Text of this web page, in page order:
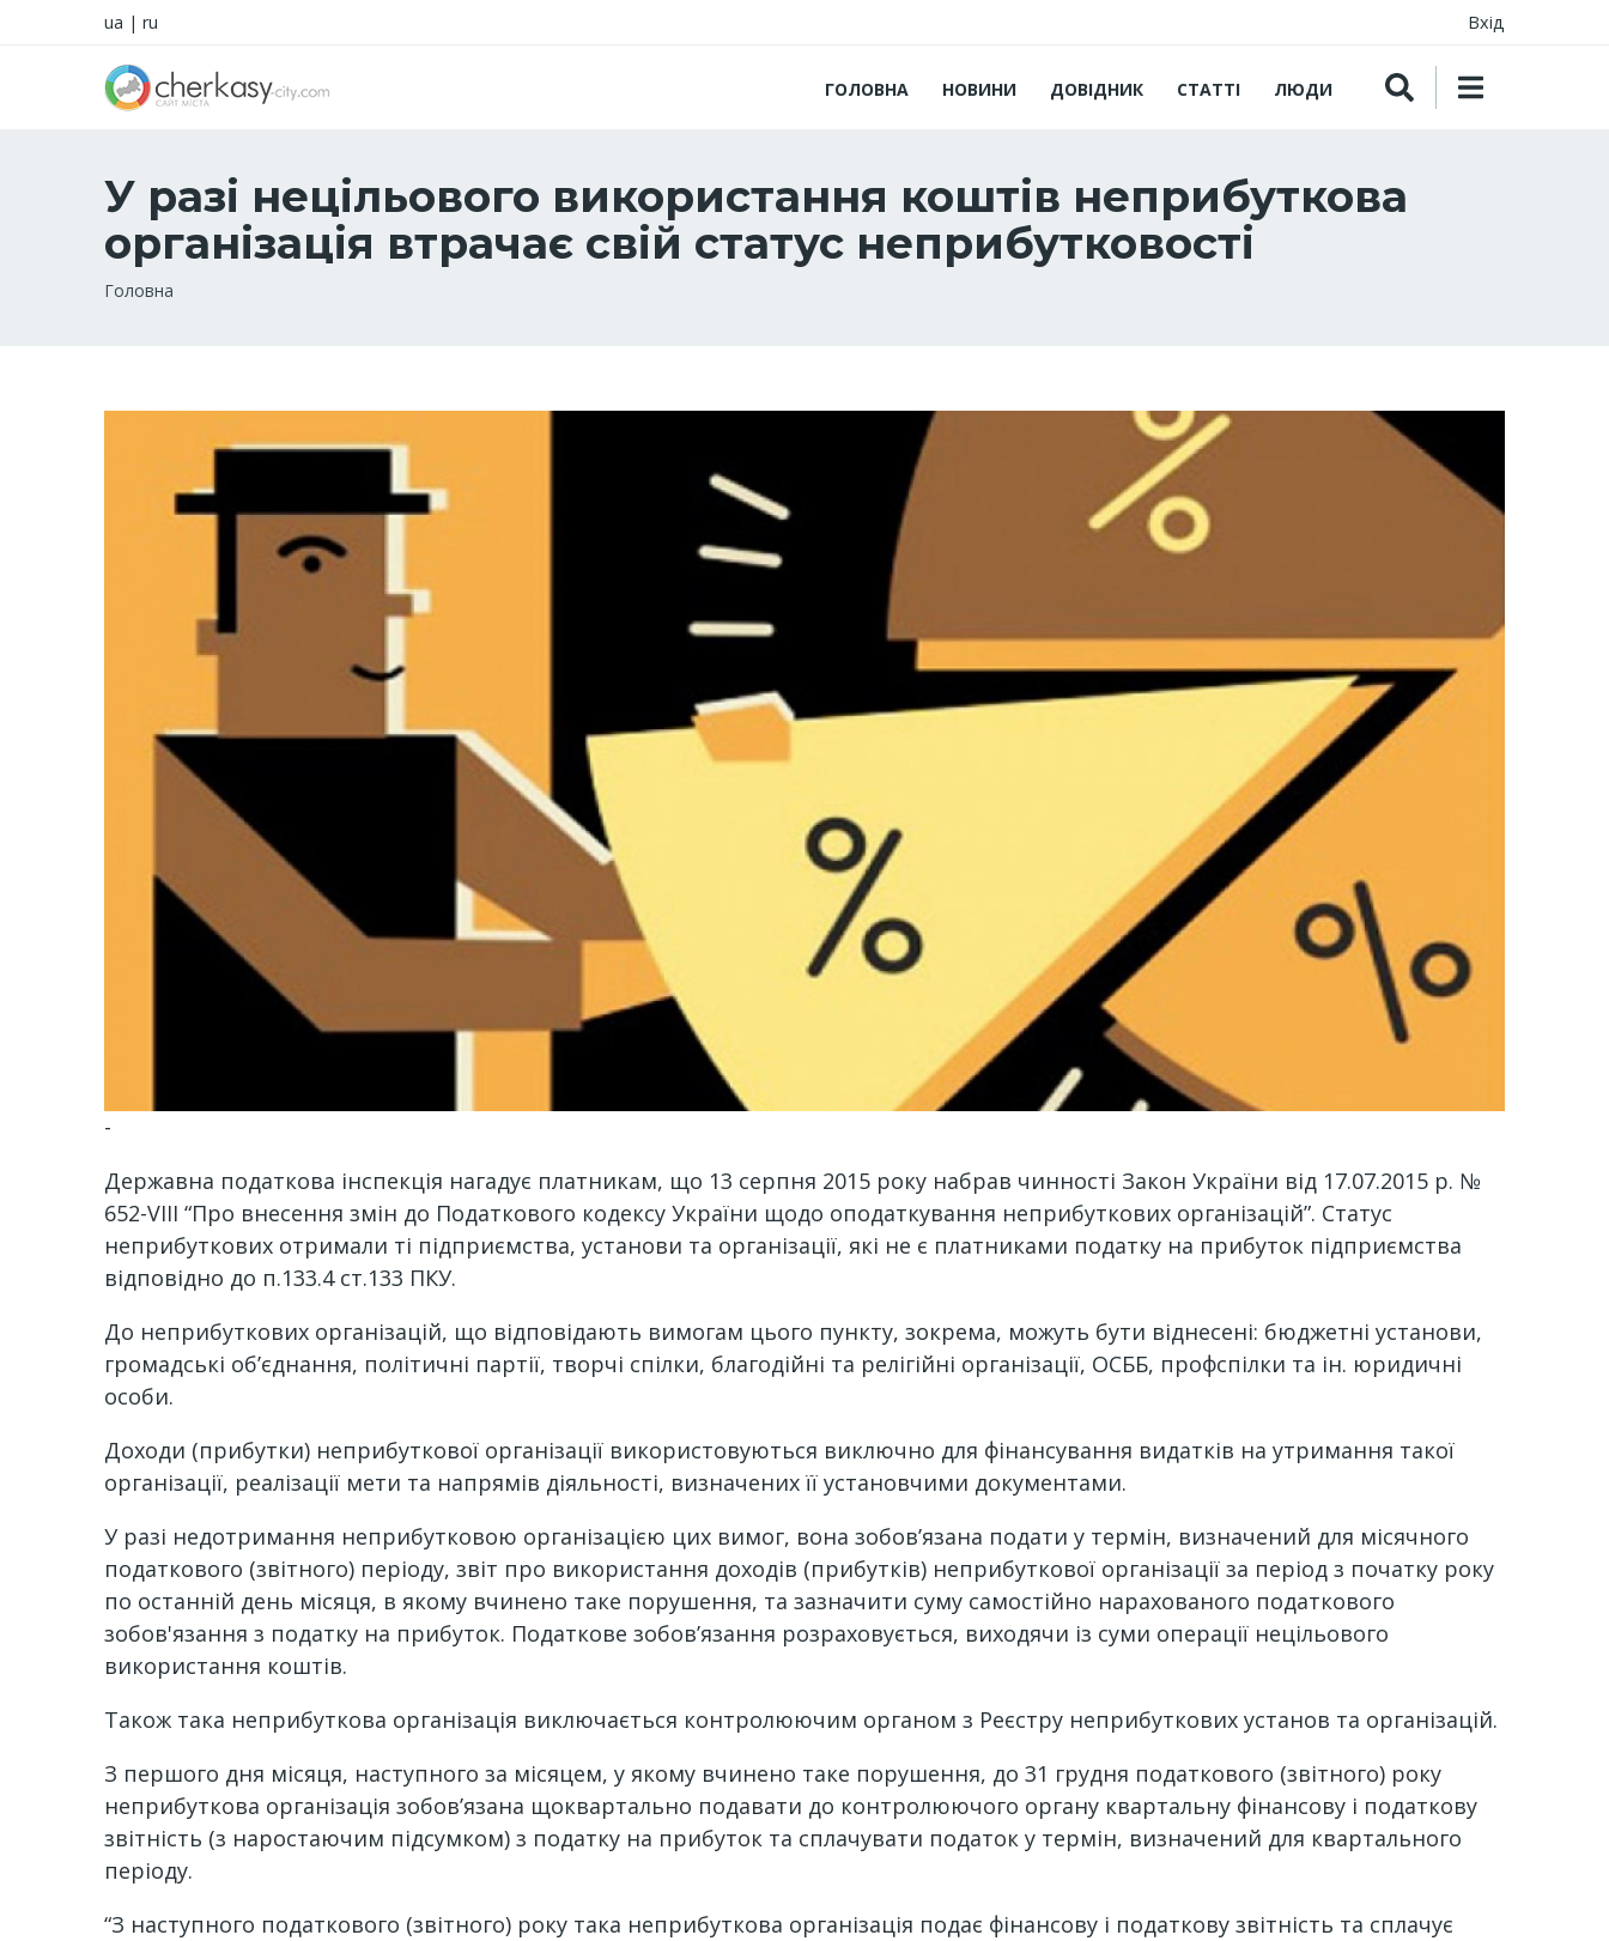
ua | ru Вхід
ГОЛОВНА НОВИНИ ДОВІДНИК СТАТТІ ЛЮДИ
У разі нецільового використання коштів неприбуткова
організація втрачає свій статус неприбутковості
Рядок
Головна
-
Державна податкова інспекція нагадує платникам, що 13 серпня 2015 року набрав чинності Закон України від 17.07.2015 р. №
652-VIII “Про внесення змін до Податкового кодексу України щодо оподаткування неприбуткових організацій”. Статус
неприбуткових отримали ті підприємства, установи та організації, які не є платниками податку на прибуток підприємства
відповідно до п.133.4 ст.133 ПКУ.
До неприбуткових організацій, що відповідають вимогам цього пункту, зокрема, можуть бути віднесені: бюджетні установи,
громадські об’єднання, політичні партії, творчі спілки, благодійні та релігійні організації, ОСББ, профспілки та ін. юридичні
особи.
Доходи (прибутки) неприбуткової організації використовуються виключно для фінансування видатків на утримання такої
організації, реалізації мети та напрямів діяльності, визначених її установчими документами.
У разі недотримання неприбутковою організацією цих вимог, вона зобов’язана подати у термін, визначений для місячного
податкового (звітного) періоду, звіт про використання доходів (прибутків) неприбуткової організації за період з початку року
по останній день місяця, в якому вчинено таке порушення, та зазначити суму самостійно нарахованого податкового
зобов'язання з податку на прибуток. Податкове зобов’язання розраховується, виходячи із суми операції нецільового
використання коштів.
Також така неприбуткова організація виключається контролюючим органом з Реєстру неприбуткових установ та організацій.
З першого дня місяця, наступного за місяцем, у якому вчинено таке порушення, до 31 грудня податкового (звітного) року
неприбуткова організація зобов’язана щоквартально подавати до контролюючого органу квартальну фінансову і податкову
звітність (з наростаючим підсумком) з податку на прибуток та сплачувати податок у термін, визначений для квартального
періоду.
“З наступного податкового (звітного) року така неприбуткова організація подає фінансову і податкову звітність та сплачує